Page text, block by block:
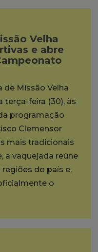
Velha
e abre
de Missão Velha
terça-feira (30), às
programação
Clemensor
mais tradicionais
a vaquejada reúne
do país e,
o